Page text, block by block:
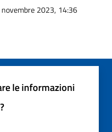
novembre 2023, 14:36
le informazioni